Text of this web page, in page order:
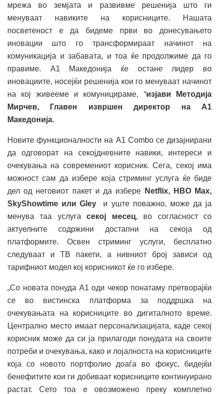
мрежа во земјата и развивме решенија што ги
менуваат навиките на корисниците. Нашата
посветеност е да бидеме први во донесувањето
иновации што го трансформираат начинот на
комуникација и забавата, и тоа ќе продолжиме да го
правиме. А1 Македонија ќе остане лидер во
иновациите, носејќи решенија кои го менуваат начинот
на кој живееме и комуницираме, “изјави Методија
Мирчев, Главен извршен директор на А1
Македонија.
Новите функционалности на A1 Combo се дизајнирани
да одговорат на секојдневните навики, интереси и
очекувања на современиот корисник. Сега, секој има
можност сам да избере која стриминг услуга ќе биде
дел од неговиот пакет и да избере
Netflix, HBO Max,
SkyShowtime или Gley и уште поважно, може да ја
менува таа услугасекој месец, во согласност со
актуелните содржини достапни на секоја од
платформите. Освен стриминг услуги, бесплатно
следуваат и ТВ пакети, а нивниот број зависи од
тарифниот модел кој корисникот ќе го избере.
„Со новата понуда А1 оди чекор понатаму претворајќи
се во вистинска платформа за поддршка на
очекувањата на корисниците во дигиталното време.
Централно место имаат персонализацијата, каде секој
корисник може да си ја прилагоди понудата на своите
потреби и очекувања, како и лојалноста на корисниците
која со новото портфолио доаѓа во фокус, бидејќи
бенефитите кои ги добиваат корисниците континуирано
растат. Сето тоа е овозможено преку комплетно